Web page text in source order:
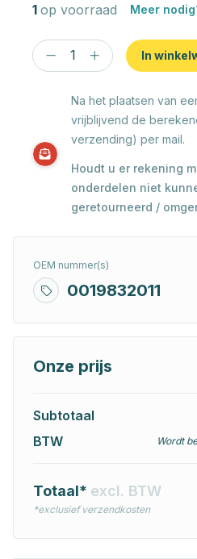
1 op voorraad Meer
In
Na het plaatsen van
vrijblijvend de
verzending) per mail.
Houdt u er rekening
onderdelen niet
geretourneerd /
OEM nummer(s)
0019832011
Onze prijs
Subtotaal
BTW
Wordt
Totaal* excl. BTW
*exclusief verzendkosten